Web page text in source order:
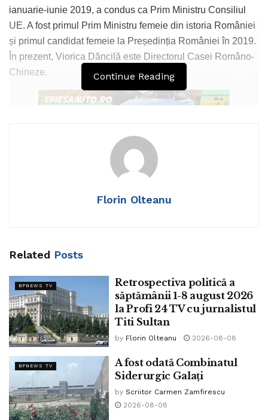
ianuarie-iunie 2019, a condus ca Prim Ministru Consiliul
UE. A fost primul Prim Ministru femeie din istoria României
și primul candidat femeie la Președinția României în 2019.
În prezent, Viorica Dăncilă este Directorul Casei Româno-
Chineze.
Aflată la Realitatea Plus, fostul premier Viorica Dăncilă a
comentat faptul că PNL, USR vor să continue să distrugă
ceea ce au început sub masca așa-ziselor reforme.
De asemenea, fostul oficial român a vorbit despre ipocrizia
să fie candidat pe listă PNL-PSD.
Nu este etic și moral să consideri că unele partide sunt
extremiste, dar dacă îți vin în partid, membri de la ei, nu mai
sunt extremiști.
Premeditat, AUR a fost exclus de la formarea unei
majorități pentru că nu poți să faci majorități fără primele 2
partide votate de români la alegerile parlamentare.
Siegfried Mureșan a fost europarlamentar și atunci s-a
poziționat contra României. Așadar, oare cum va putea să
Continue Reading
Florin Olteanu
Related Posts
BPNEWS TV
Retrospectiva politică a
săptămânii 1-8 august 2026
la Profi 24 TV cu jurnalistul
Titi Sultan
by Florin Olteanu 2026-08-08
BPNEWS TV
A fost odată Combinatul
Siderurgic Galați
by Scriitor Carmen Zamfirescu
2026-08-08